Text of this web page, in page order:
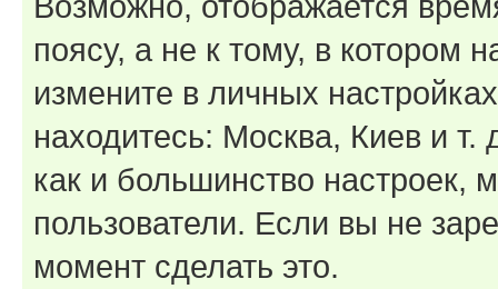
поясу, а не к тому, в котором
измените в личных
находитесь: Москва, Киев и т.
как и большинство настроек,
пользователи. Если вы не
момент сделать это.